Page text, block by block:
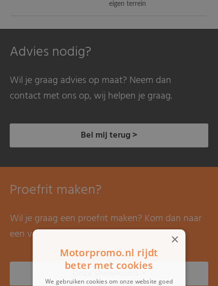
eigen terrein
Advies nodig?
Wil je graag advies op maat? Neem dan
contact met ons op, wij helpen je graag.
Bel mij terug >
Proefrit maken?
Wil je graag een proefrit maken? Kom dan naar
een van onze showrooms.
Onze showrooms >
×
Motorpromo.nl rijdt
beter met cookies
We gebruiken cookies om onze website goed